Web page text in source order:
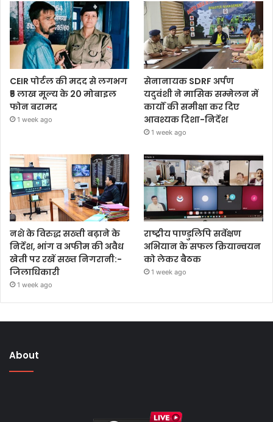
CEIR पोर्टल की मदद से लगभग
₹5 लाख मूल्य के 20 मोबाइल
फोन बरामद
1 week ago
सेनानायक SDRF अर्पण
यदुवंशी ने मासिक सम्मेलन में
कार्यों की समीक्षा कर दिए
आवश्यक दिशा-निर्देश
1 week ago
नशे के विरुद्ध सख्ती बढ़ाने के
निर्देश, भांग व अफीम की अवैध
खेती पर रखें सख्त निगरानी:-
जिलाधिकारी
1 week ago
राष्ट्रीय पाण्डुलिपि सर्वेक्षण
अभियान के सफल क्रियान्वयन
को लेकर बैठक
1 week ago
About